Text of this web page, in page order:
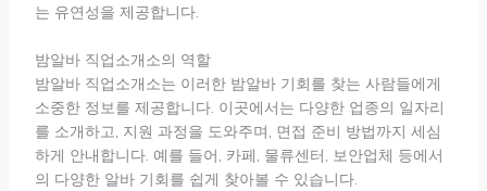
는 유연성을 제공합니다.
밤알바 직업소개소의 역할
밤알바 직업소개소는 이러한 밤알바 기회를 찾는 사람들에게
소중한 정보를 제공합니다. 이곳에서는 다양한 업종의 일자리
를 소개하고, 지원 과정을 도와주며, 면접 준비 방법까지 세심
하게 안내합니다. 예를 들어, 카페, 물류센터, 보안업체 등에서
의 다양한 알바 기회를 쉽게 찾아볼 수 있습니다.